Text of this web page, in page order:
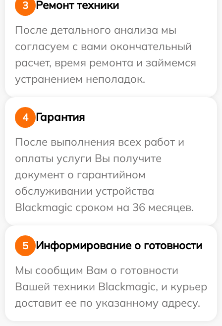
3
Ремонт техники
После детального анализа мы
согласуем с вами окончательный
расчет, время ремонта и займемся
устранением неполадок.
4
Гарантия
После выполнения всех работ и
оплаты услуги Вы получите
документ о гарантийном
обслуживании устройства
Blackmagic сроком на 36 месяцев.
5
Информирование о готовности
Мы сообщим Вам о готовности
Вашей техники Blackmagic, и курьер
доставит ее по указанному адресу.